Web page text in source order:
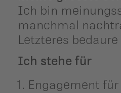
Ich bin
manchmal
Letzteres bedaure
Ich stehe für
Engagement